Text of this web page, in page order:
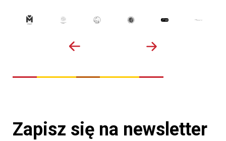
Zapisz się na newsletter